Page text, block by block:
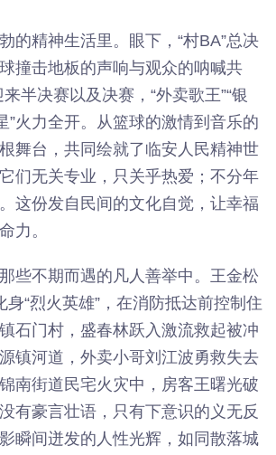
的精神生活里。眼下，“村BA”总决
撞击地板的声响与观众的呐喊共
半决赛以及决赛，“外卖歌王”“银
”火力全开。从篮球的激情到音乐的
舞台，共同绘就了临安人民精神世
们无关专业，只关乎热爱；不分年
这份发自民间的文化自觉，让幸福
力。
些不期而遇的凡人善举中。王金松
“烈火英雄”，在消防抵达前控制住
石门村，盛春林跃入激流救起被冲
镇河道，外卖小哥刘江波勇救失去
南街道民宅火灾中，房客王曙光破
豪言壮语，只有下意识的义无反
瞬间迸发的人性光辉，如同散落城